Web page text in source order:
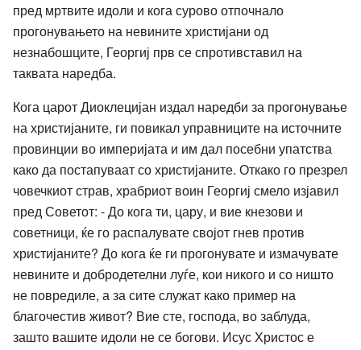
пред мртвите идоли и кога сурово отпочнало
прогонувањето на невините христијани од
незнабошците, Георгиј прв се спротивставил на
таквата наредба.
Кога царот Диоклецијан издал наредби за прогонување
на христијаните, ги повикал управниците на источните
провинции во империјата и им дал посебни упатства
како да постапуваат со христијаните. Откако го презрел
човечкиот страв, храбриот воин Георгиј смело изјавил
пред Советот: - До кога ти, цару, и вие кнезови и
советници, ќе го распалувате својот гнев против
христијаните? До кога ќе ги прогонувате и измачувате
невините и добродетелни луѓе, кои никого и со ништо
не повредиле, а за сите служат како пример на
благочестив живот? Вие сте, господа, во заблуда,
зашто вашите идоли не се богови. Исус Христос е